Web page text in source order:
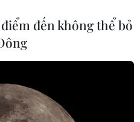
đến không thể bỏ